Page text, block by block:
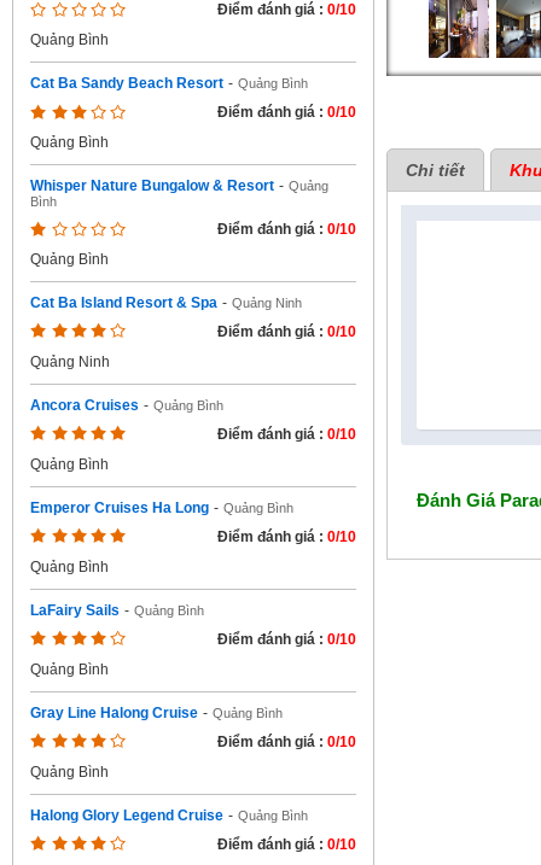
Điểm đánh giá : 0/10
Quảng Bình
Cat Ba Sandy Beach Resort - Quảng Bình
Điểm đánh giá : 0/10
Quảng Bình
Whisper Nature Bungalow & Resort - Quảng
Bình
Điểm đánh giá : 0/10
Quảng Bình
Cat Ba Island Resort & Spa - Quảng Ninh
Điểm đánh giá : 0/10
Quảng Ninh
Ancora Cruises - Quảng Bình
Điểm đánh giá : 0/10
Quảng Bình
Emperor Cruises Ha Long - Quảng Bình
Điểm đánh giá : 0/10
Quảng Bình
LaFairy Sails - Quảng Bình
Điểm đánh giá : 0/10
Quảng Bình
Gray Line Halong Cruise - Quảng Bình
Điểm đánh giá : 0/10
Quảng Bình
Halong Glory Legend Cruise - Quảng Bình
Điểm đánh giá : 0/10
Chi tiết
Đánh Giá